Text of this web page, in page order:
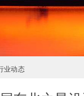
业动态